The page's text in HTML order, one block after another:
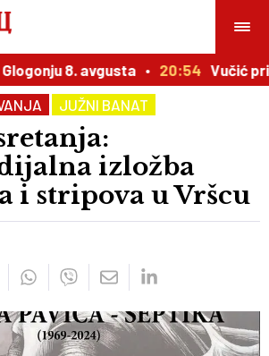
8. avgusta 20:54 Vučić
JUŽNI BANAT
izložba
i stripova u Vršcu